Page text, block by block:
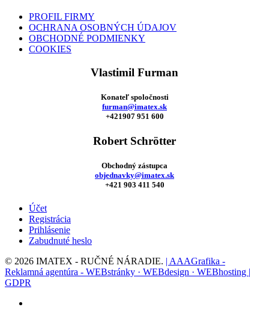
PROFIL FIRMY
OCHRANA OSOBNÝCH ÚDAJOV
OBCHODNÉ PODMIENKY
COOKIES
Vlastimil Furman
Konateľ spoločnosti
furman@imatex.sk
+421907 951 600
Robert Schrötter
Obchodný zástupca
objednavky@imatex.sk
+421 903 411 540
Účet
Registrácia
Prihlásenie
Zabudnuté heslo
© 2026 IMATEX - RUČNÉ NÁRADIE. | AAAGrafika -
Reklamná agentúra - WEBstránky · WEBdesign · WEBhosting |
GDPR